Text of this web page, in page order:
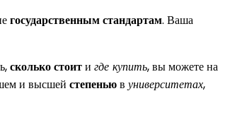
государственным стандартам. Ваша
сколько стоити где купить, вы можете на
и высшей степеньюв университетах,